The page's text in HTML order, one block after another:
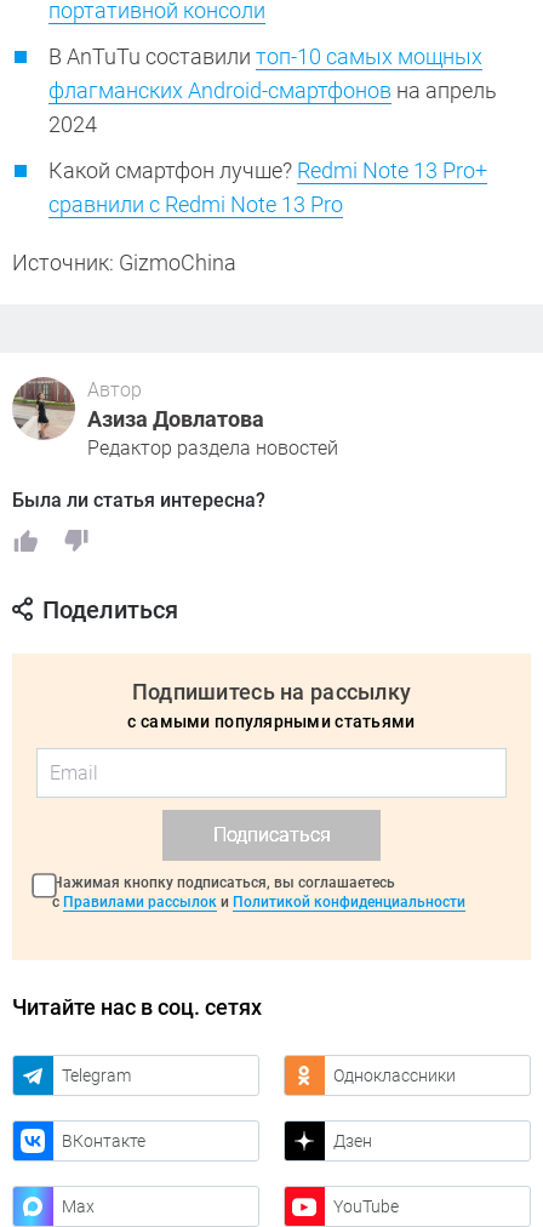
портативной консоли
В AnTuTu составили топ-10 самых мощных
флагманских Android-смартфонов на апрель
2024
Какой смартфон лучше? Redmi Note 13 Pro+
сравнили с Redmi Note 13 Pro
Источник: GizmoChina
Автор
Азиза Довлатова
Редактор раздела новостей
Была ли статья интересна?
Поделиться
Подпишитесь на рассылку
с самыми популярными статьями
Подписаться
Нажимая кнопку подписаться, вы соглашаетесь
с Правилами рассылок и Политикой конфиденциальности
Читайте нас в соц. сетях
Telegram Одноклассники
ВКонтакте Дзен
Max YouTube